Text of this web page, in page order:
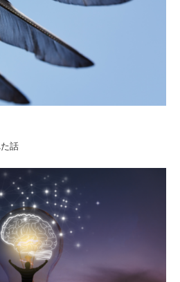
話